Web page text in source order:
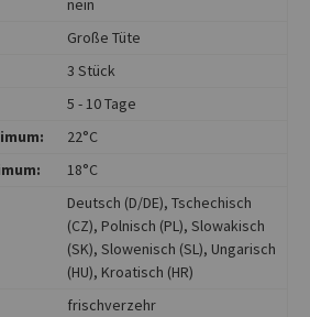
nein
Große Tüte
3 Stück
5 - 10 Tage
22°C
18°C
Deutsch (D/DE), Tschechisch
(CZ), Polnisch (PL), Slowakisch
(SK), Slowenisch (SL), Ungarisch
(HU), Kroatisch (HR)
frischverzehr